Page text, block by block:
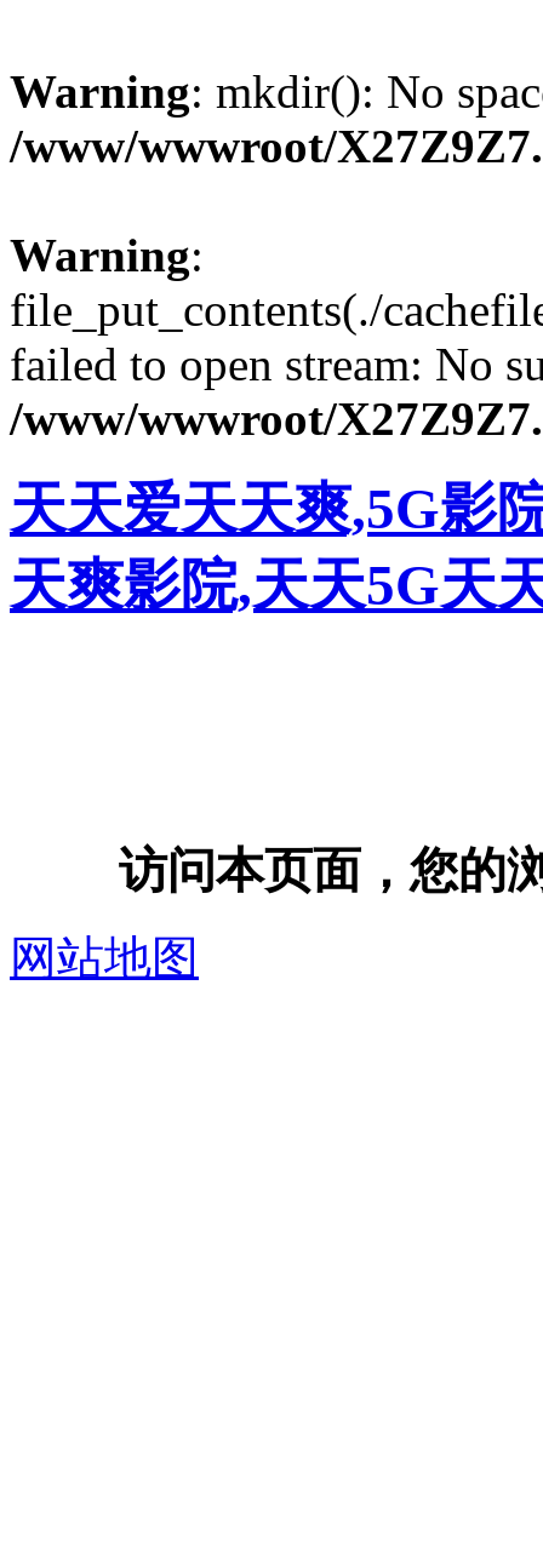
Warning: mkdir(): No
/www/wwwroot/
Warning:
file_put_contents(./
failed to open stream: No
/www/wwwroot/
天天爱天天爽,5G影
天爽影院,天天5G天
访问本页面，您的
网站地图